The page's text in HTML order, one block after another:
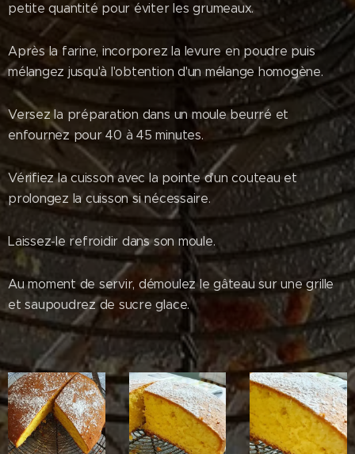
petite quantité pour éviter les grumeaux.
Après la farine, incorporez la levure en poudre puis
mélangez jusqu'à l'obtention d'un mélange homogène.
Versez la préparation dans un moule beurré et
enfournez pour 40 à 45 minutes.
Vérifiez la cuisson avec la pointe d'un couteau et
prolongez la cuisson si nécessaire.
Laissez-le refroidir dans son moule.
Au moment de servir, démoulez le gâteau sur une grille
et saupoudrez de sucre glace.